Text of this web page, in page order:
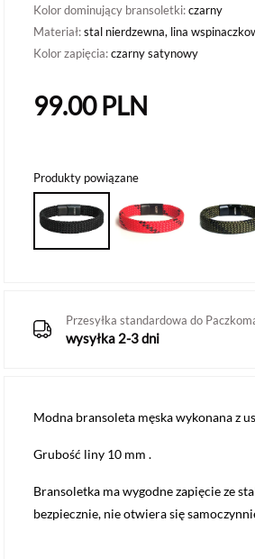
Kolor dominujący bransoletki:czarny
Materiał:stal nierdzewna, lina
Kolor zapięcia:czarny satynowy
99.00PLN
Produkty powiązane
Przesyłka standardowa do
wysyłka 2-3 dni
Modna bransoleta męska wykonana z
Grubość liny 10 mm .
Bransoletka ma wygodne zapięcie ze
bezpiecznie, nie otwiera się